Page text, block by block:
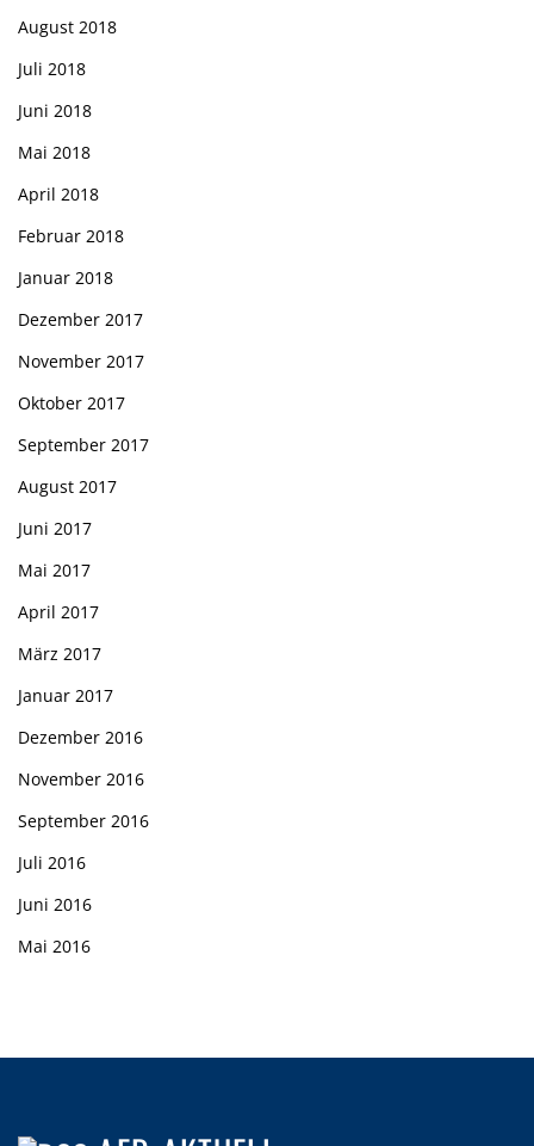
August 2018
Juli 2018
Juni 2018
Mai 2018
April 2018
Februar 2018
Januar 2018
Dezember 2017
November 2017
Oktober 2017
September 2017
August 2017
Juni 2017
Mai 2017
April 2017
März 2017
Januar 2017
Dezember 2016
November 2016
September 2016
Juli 2016
Juni 2016
Mai 2016